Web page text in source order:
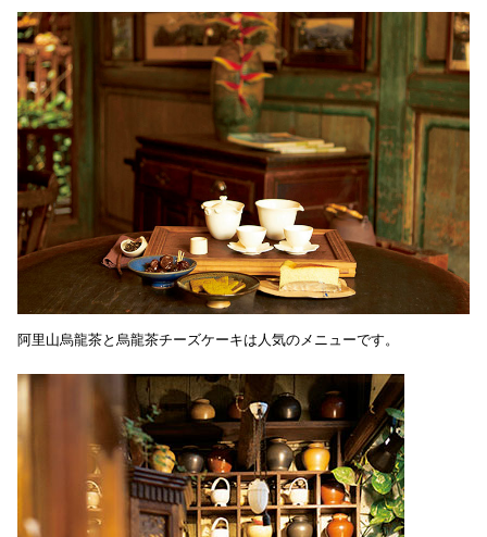
阿里山烏龍茶と烏龍茶チーズケーキは人気のメニューです。